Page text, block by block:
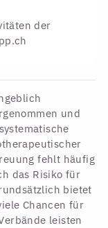
der
und
fehlt häufig
das Risiko für
bietet
Chancen für
leisten